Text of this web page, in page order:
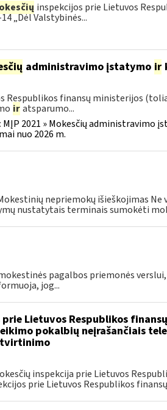
inspekcijos prie Lietuvos
„Dėl Valstybinės...
administravimo įstatymo ir
Respublikos finansų ministerijos
ir atsparumo...
MĮP 2021 » Mokesčių administravimo
nuo 2026 m.
nepriemokų išieškojimas
nustatytais terminais sumokėti
pagalbos priemonės
jog...
Lietuvos Respublikos
pokalbių neįrašančiais
inspekcija prie Lietuvos
prie Lietuvos Respublikos